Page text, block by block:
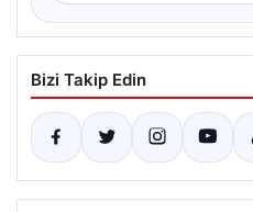
Bizi Takip Edin